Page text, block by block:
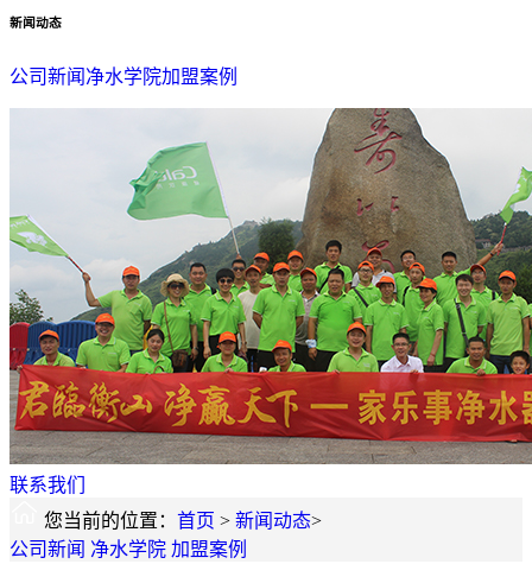
新闻动态
公司新闻 净水学院加盟案例
联系我们
您当前的位置： 首页 > 新闻动态>
公司新闻 净水学院 加盟案例